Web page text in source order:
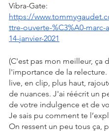
Vibra-Gate:
https://
ttre-ouverte-%C3%A0-marc-
14-janvier-2021
(C'est pas mon meilleur, ça
l'importance de la relecture.
live, en clip, plus haut,
de nuances. J'ai réécrit un
de votre indulgence et de
Je sais pu comment te
On ressent un peu tous ça,